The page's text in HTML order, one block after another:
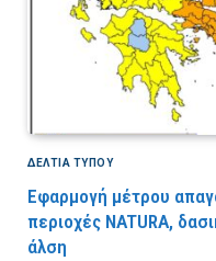
ΔΕΛΤΙΑ ΤΥΠΟΥ
Εφαρμογή μέτρου
περιοχές NATURA,
άλση